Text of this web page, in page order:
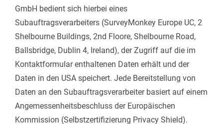
GmbH bedient sich hierbei eines
Subauftragsverarbeiters (SurveyMonkey Europe UC, 2
Shelbourne Buildings, 2nd Floore, Shelbourne Road,
Ballsbridge, Dublin 4, Ireland), der Zugriff auf die im
Kontaktformular enthaltenen Daten erhält und der
Daten in den USA speichert. Jede Bereitstellung von
Daten an den Subauftragsverarbeiter basiert auf einem
Angemessenheitsbeschluss der Europäischen
Kommission (Selbstzertifizierung Privacy Shield).